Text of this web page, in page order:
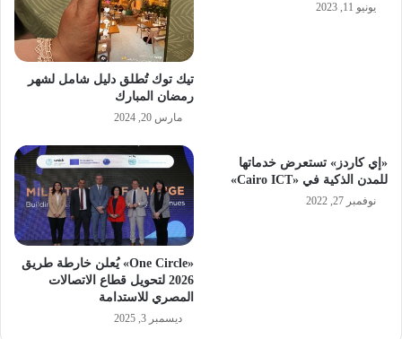
يونيو 11, 2023
تيك توك تُطلق دليل شامل لشهر
رمضان المبارك
مارس 20, 2024
«إي كاردز» تستعرض خدماتها
للمدن الذكية في «Cairo ICT»
نوفمبر 27, 2022
«One Circle» يُعلن خارطة طريق
2026 لتحويل قطاع الاتصالات
المصري للاستدامة
ديسمبر 3, 2025